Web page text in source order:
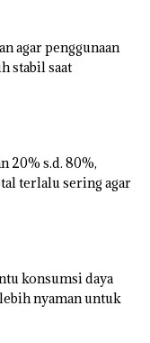
agar penggunaan
stabil saat
20% s.d. 80%,
terlalu sering agar
konsumsi daya
nyaman untuk